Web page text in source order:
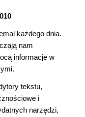
każdego dnia.
nam
informacje w
tekstu,
i
narzędzi,